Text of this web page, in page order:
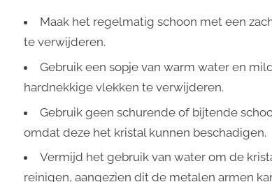
Maak het regelmatig schoon met een
te verwijderen.
Gebruik een sopje van warm water en
hardnekkige vlekken te verwijderen.
Gebruik geen schurende of bijtende
omdat deze het kristal kunnen beschadigen.
Vermijd het gebruik van water om de
reinigen, aangezien dit de metalen armen